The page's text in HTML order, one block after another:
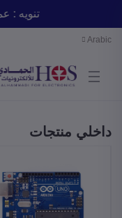
تنويه
Arabic
داخلي منتجات